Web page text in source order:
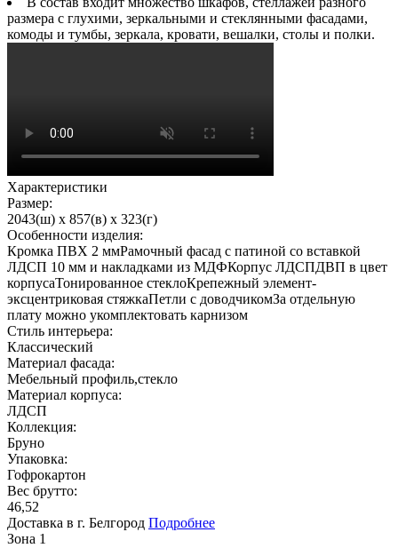
размера с глухими, зеркальными и стеклянными фасадами,
комоды и тумбы, зеркала, кровати, вешалки, столы и полки.
Характеристики
Размер:
2043(ш) x 857(в) x 323(г)
Особенности изделия:
Кромка ПВХ 2 ммРамочный фасад с патиной со вставкой
ЛДСП 10 мм и накладками из МДФКорпус ЛДСПДВП в цвет
корпусаТонированное стеклоКрепежный элемент-
эксцентриковая стяжкаПетли с доводчикомЗа отдельную
плату можно укомплектовать карнизом
Стиль интерьера:
Классический
Материал фасада:
Мебельный профиль,стекло
Материал корпуса:
ЛДСП
Коллекция:
Бруно
Упаковка:
Гофрокартон
Вес брутто:
46,52
Доставка в г. Белгород Подробнее
Зона 1